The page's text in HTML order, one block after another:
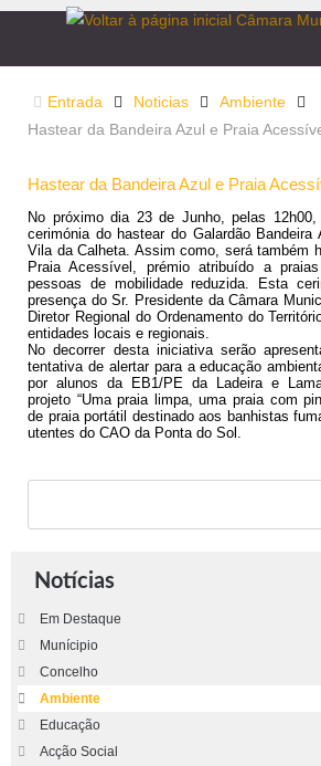
Entrada Noticias
Ambiente
Hastear da Bandeira Azul e Praia
Hastear da Bandeira Azul e Praia
No próximo dia 23 de Junho, pelas
cerimónia do hastear do Galardão Bandeira
Vila da Calheta. Assim como, será também
Praia Acessível, prémio atribuído a
pessoas de mobilidade reduzida. Esta
presença do Sr. Presidente da Câmara
Diretor Regional do Ordenamento do
entidades locais e regionais.
No decorrer desta iniciativa serão
tentativa de alertar para a educação
por alunos da EB1/PE da Ladeira e
projeto “Uma praia limpa, uma praia com
de praia portátil destinado aos banhistas
utentes do CAO da Ponta do Sol.
Notícias
Em Destaque
Munícipio
Concelho
Ambiente
Educação
Acção Social